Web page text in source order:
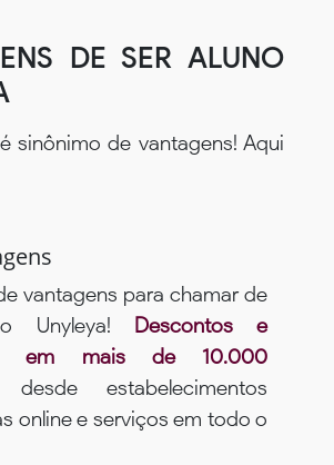
DE SER ALUNO
sinônimo de vantagens! Aqui
vantagens para chamar de
Unyleya! Descontos e
em mais de 10.000
desde estabelecimentos
online e serviços em todo o